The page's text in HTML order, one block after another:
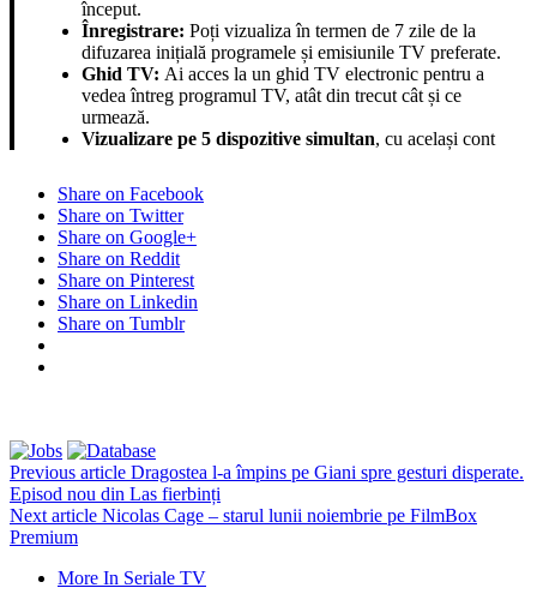
început.
Înregistrare: Poți vizualiza în termen de 7 zile de la
difuzarea inițială programele și emisiunile TV preferate.
Ghid TV: Ai acces la un ghid TV electronic pentru a
vedea întreg programul TV, atât din trecut cât și ce
urmează.
Vizualizare pe 5 dispozitive simultan, cu același cont
Share on Facebook
Share on Twitter
Share on Google+
Share on Reddit
Share on Pinterest
Share on Linkedin
Share on Tumblr
Previous article Dragostea l-a împins pe Giani spre gesturi disperate.
Episod nou din Las fierbinți
Next article Nicolas Cage – starul lunii noiembrie pe FilmBox
Premium
More In Seriale TV